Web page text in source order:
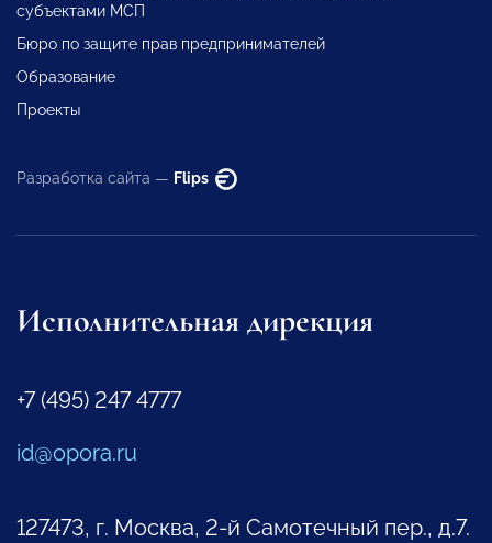
субъектами МСП
Бюро по защите прав предпринимателей
Образование
Проекты
Разработка сайта — Flips
Исполнительная дирекция
+7 (495) 247 4777
id@opora.ru
127473, г. Москва, 2-й Самотечный пер., д.7.